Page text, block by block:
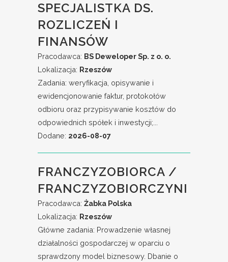
SPECJALISTKA DS.
ROZLICZEŃ I
FINANSÓW
Pracodawca: BS Deweloper Sp. z o. o.
Lokalizacja: Rzeszów
Zadania: weryfikacja, opisywanie i
ewidencjonowanie faktur, protokołów
odbioru oraz przypisywanie kosztów do
odpowiednich spółek i inwestycji;...
Dodane: 2026-08-07
FRANCZYZOBIORCA /
FRANCZYZOBIORCZYNI
Pracodawca: Żabka Polska
Lokalizacja: Rzeszów
Główne zadania: Prowadzenie własnej
działalności gospodarczej w oparciu o
sprawdzony model biznesowy. Dbanie o